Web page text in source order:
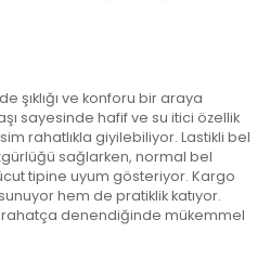
şıklığı ve konforu bir araya
sayesinde hafif ve su itici özellik
rahatlıkla giyilebiliyor. Lastikli bel
sağlarken, normal bel
tipine uyum gösteriyor. Kargo
hem de pratiklik katıyor.
rahatça denendiğinde mükemmel
tamamlayacak bu pantolon,
arayan yetişkinler için ideal